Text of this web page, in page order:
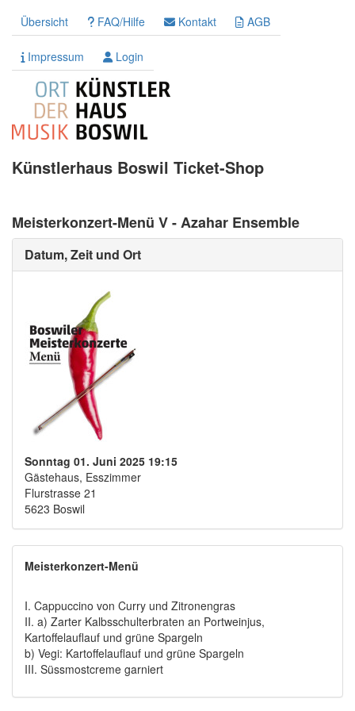
Übersicht FAQ/Hilfe Kontakt AGB
Impressum Login
Künstlerhaus Boswil Ticket-Shop
Meisterkonzert-Menü V - Azahar Ensemble
Datum, Zeit und Ort
Sonntag 01. Juni 2025 19:15
Gästehaus, Esszimmer
Flurstrasse 21
5623 Boswil
Meisterkonzert-Menü
I. Cappuccino von Curry und Zitronengras
II. a) Zarter Kalbsschulterbraten an Portweinjus,
Kartoffelauflauf und grüne Spargeln
b) Vegi: Kartoffelauflauf und grüne Spargeln
III. Süssmostcreme garniert